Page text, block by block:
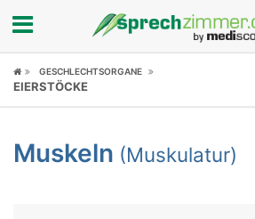
Fokus
Symptome
GESCHLECHTSORGANE
EIERSTÖCKE
Muskeln (Muskulatur)